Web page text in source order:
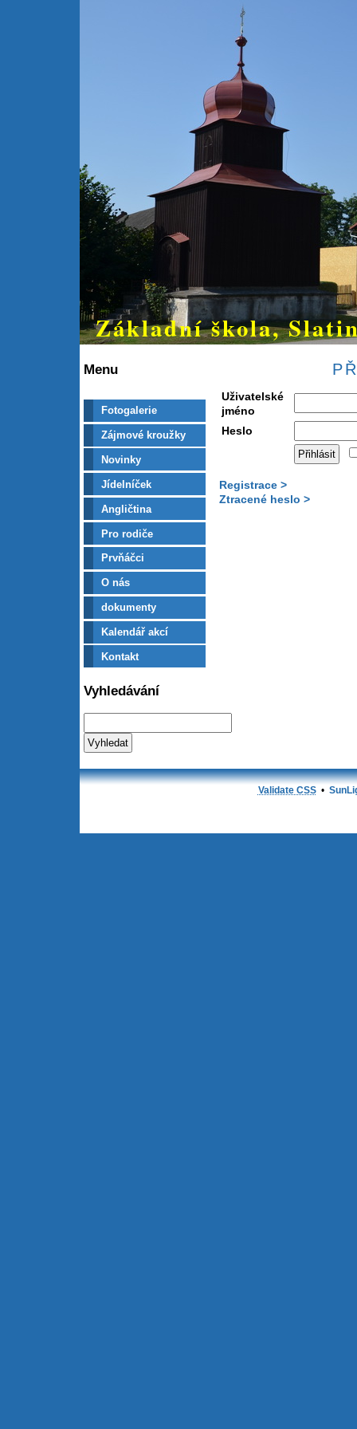
Základní škola,
Menu
Fotogalerie
Zájmové kroužky
Novinky
Jídelníček
Angličtina
Pro rodiče
Prvňáčci
O nás
dokumenty
Kalendář akcí
Kontakt
Vyhledávání
Uživatelské
jméno
Heslo
Registrace >
Ztracené heslo >
Validate CSS•